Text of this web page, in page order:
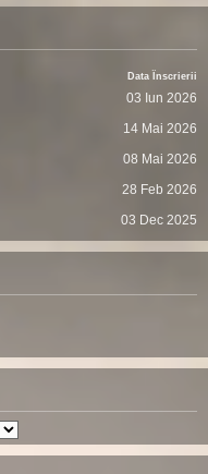
Data Înscrierii
03 Iun 2026
14 Mai 2026
08 Mai 2026
28 Feb 2026
03 Dec 2025